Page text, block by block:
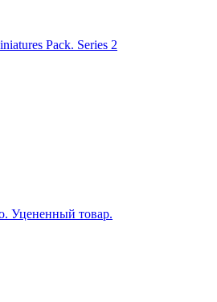
Pack. Series 2
Уцененный товар.